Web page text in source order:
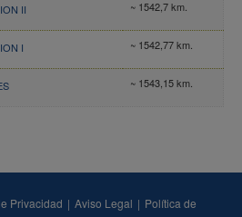
II ~ 1542,7 km.
I ~ 1542,77 km.
~ 1543,15 km.
Privacidad | Aviso Legal | Política de